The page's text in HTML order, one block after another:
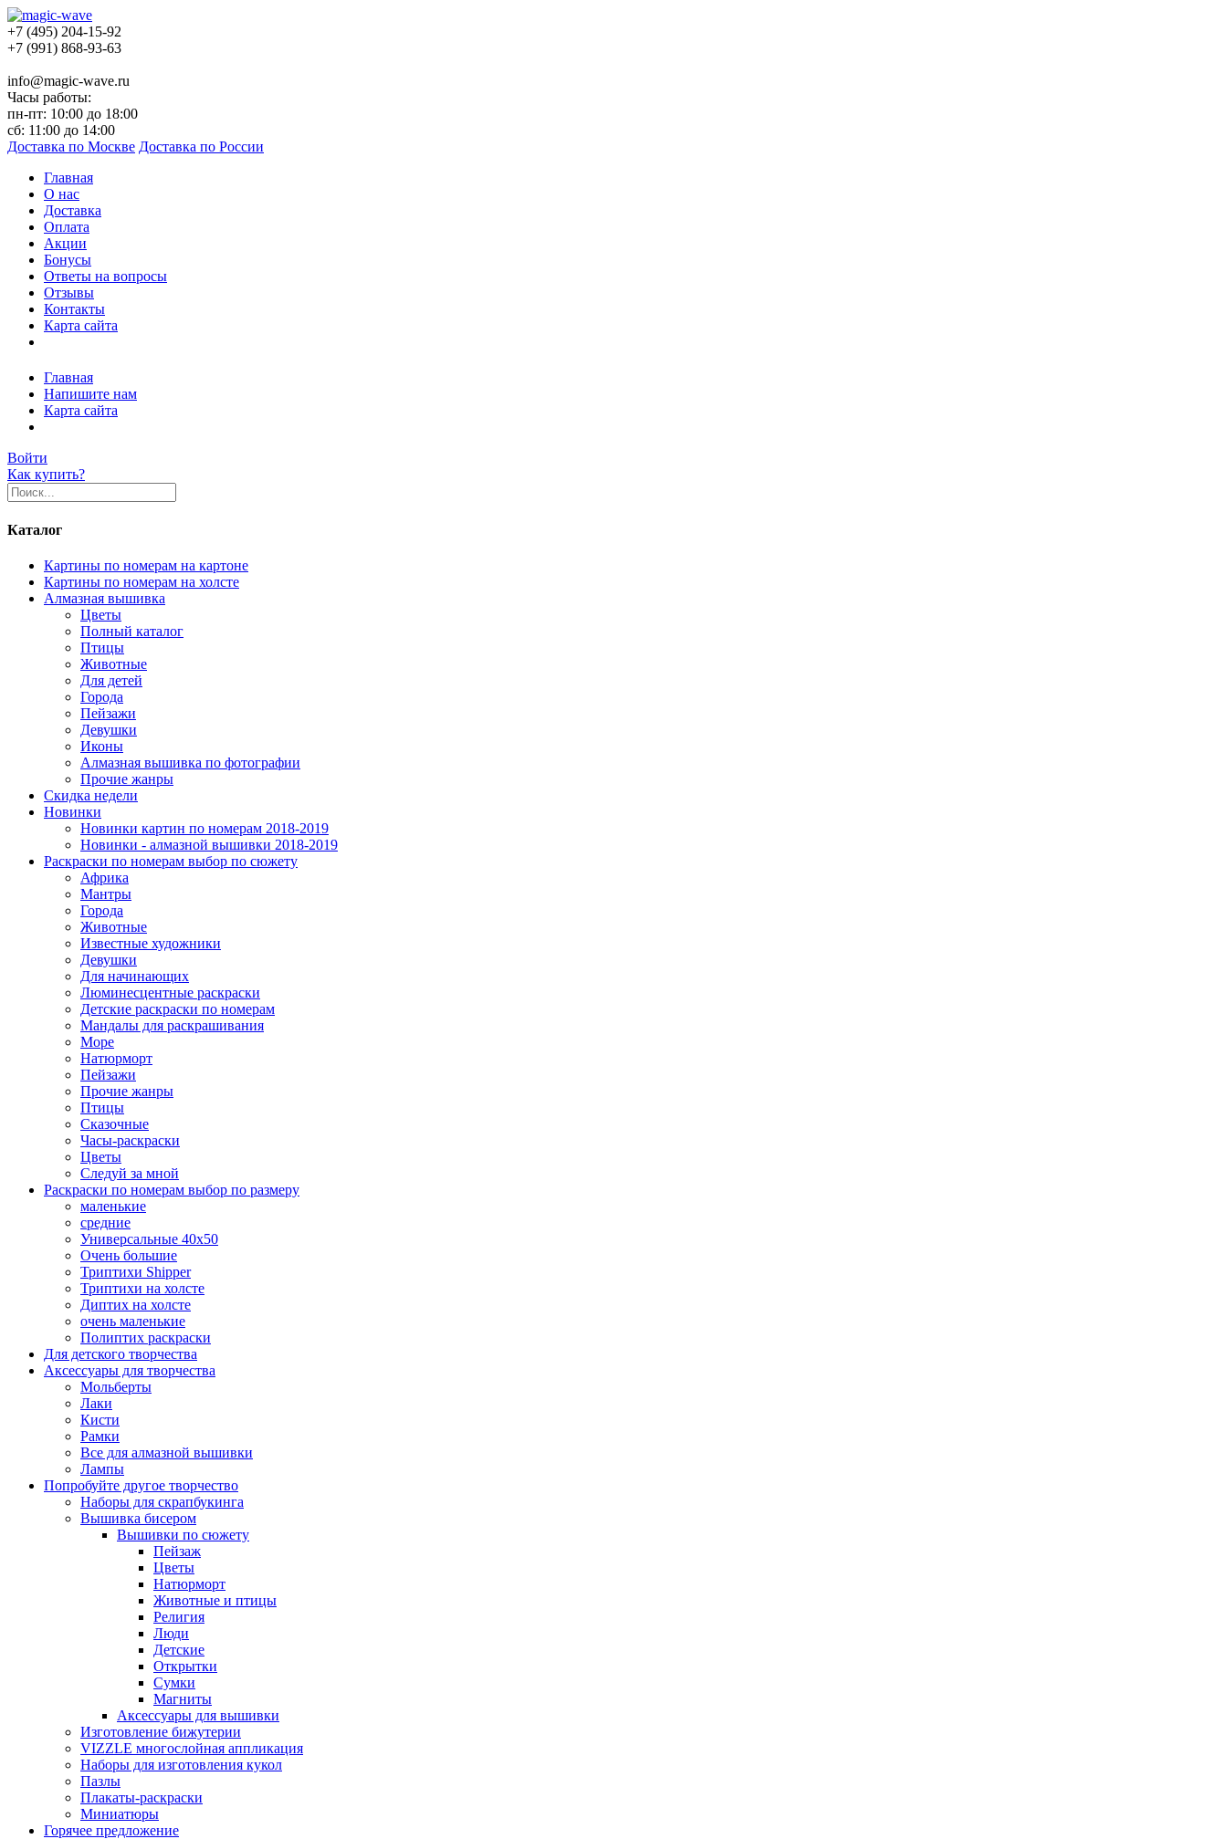
+7 (495) 204-15-92
+7 (991) 868-93-63
info@magic-wave.ru
Часы работы:
пн-пт: 10:00 до 18:00
сб: 11:00 до 14:00
Доставка по Москве Доставка по России
Главная
О нас
Доставка
Оплата
Акции
Бонусы
Ответы на вопросы
Отзывы
Контакты
Карта сайта
Главная
Напишите нам
Карта сайта
Войти
Как купить?
Каталог
Картины по номерам на картоне
Картины по номерам на холсте
Алмазная вышивка
Цветы
Полный каталог
Птицы
Животные
Для детей
Города
Пейзажи
Девушки
Иконы
Алмазная вышивка по фотографии
Прочие жанры
Скидка недели
Новинки
Новинки картин по номерам 2018-2019
Новинки - алмазной вышивки 2018-2019
Раскраски по номерам выбор по сюжету
Африка
Мантры
Города
Животные
Известные художники
Девушки
Для начинающих
Люминесцентные раскраски
Детские раскраски по номерам
Мандалы для раскрашивания
Море
Натюрморт
Пейзажи
Прочие жанры
Птицы
Сказочные
Часы-раскраски
Цветы
Следуй за мной
Раскраски по номерам выбор по размеру
маленькие
средние
Универсальные 40х50
Очень большие
Триптихи Shipper
Триптихи на холсте
Диптих на холсте
очень маленькие
Полиптих раскраски
Для детского творчества
Аксессуары для творчества
Мольберты
Лаки
Кисти
Рамки
Все для алмазной вышивки
Лампы
Попробуйте другое творчество
Наборы для скрапбукинга
Вышивка бисером
Вышивки по сюжету
Пейзаж
Цветы
Натюрморт
Животные и птицы
Религия
Люди
Детские
Открытки
Сумки
Магниты
Аксессуары для вышивки
Изготовление бижутерии
VIZZLE многослойная аппликация
Наборы для изготовления кукол
Пазлы
Плакаты-раскраски
Миниатюры
Горячее предложение